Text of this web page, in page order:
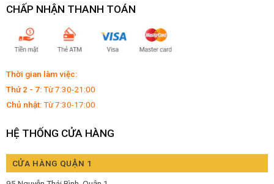
CHẤP NHẬN THANH TOÁN
Thời gian làm việc:
Thứ 2 - 7:Từ 7:30-21:00
Chủ nhật:Từ 7:30-17:00
HỆ THỐNG CỬA HÀNG
CỬA HÀNG QUẬN 1